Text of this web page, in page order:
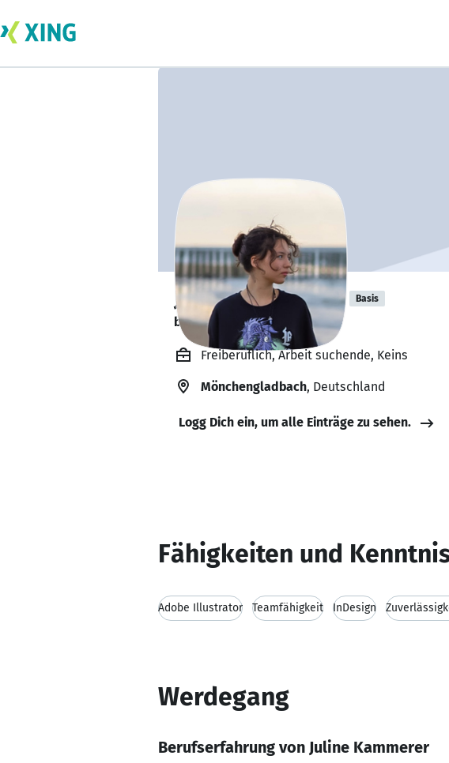
Juline Kammerer Basis
bildet sich zurzeit weiter. 🎓
Freiberuflich, Arbeit suchende, Keins
Mönchengladbach, Deutschland
Logg Dich ein, um alle Einträge zu sehen.
Fähigkeiten und
Adobe Illustrator Teamfähigkeit InDesign
Werdegang
Berufserfahrung von Juline Kammerer